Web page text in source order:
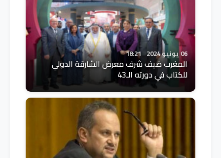
06 يونيو 2024 18:21
المغرب ضيف شرف معرض الشارقة الدولي
للكتاب في دورته الـ43